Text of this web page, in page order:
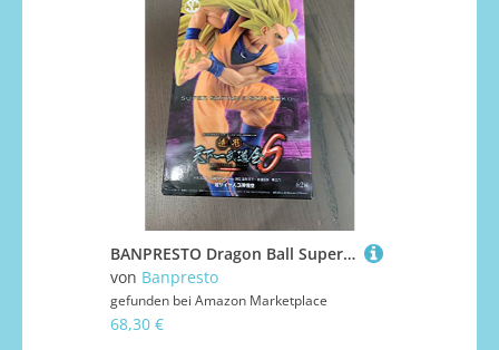
BANPRESTO Dragon Ball Super Saiyajin-Son-Goku-3-Figur, Big Budokai 6, Ausgabe 6, 13 cm
von Banpresto
gefunden bei Amazon Marketplace
68,30 €